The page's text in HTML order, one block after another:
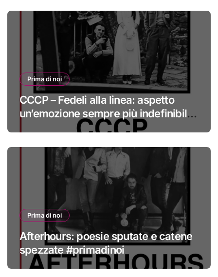
Prima di noi
CCCP – Fedeli alla linea: aspetto
un’emozione sempre più indefinibile
#primadinoi
Prima di noi
Afterhours: poesie sputate e catene
spezzate #primadinoi